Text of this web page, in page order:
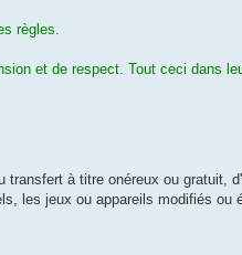
règles.
et de respect. Tout ceci dans
transfert à titre onéreux ou gratuit,
les jeux ou appareils modifiés ou